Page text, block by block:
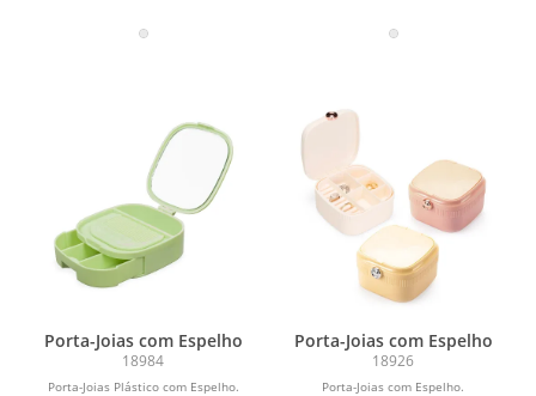
Porta-Joias com Espelho
18984
Porta-Joias Plástico com Espelho.
Porta-Joias com Espelho
18926
Porta-Joias com Espelho.